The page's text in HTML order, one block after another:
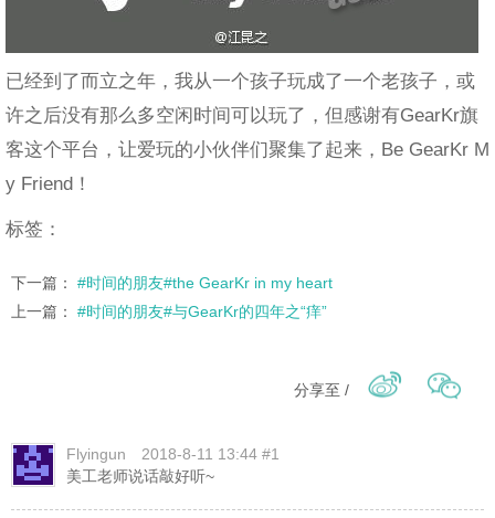
已经到了而立之年，我从一个孩子玩成了一个老孩子，或
许之后没有那么多空闲时间可以玩了，但感谢有GearKr旗
客这个平台，让爱玩的小伙伴们聚集了起来，Be GearKr M
y Friend！
标签：
下一篇： #时间的朋友#the GearKr in my heart
上一篇： #时间的朋友#与GearKr的四年之“痒”
分享至 /
Flyingun
2018-8-11 13:44 #1
美工老师说话敲好听~